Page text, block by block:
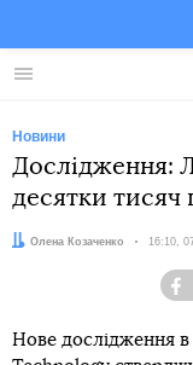
Меню
Новини
Дослідження:
десятки тисяч
Автор:
Олена Козаченко Дата:
16:10,
Нове дослідження